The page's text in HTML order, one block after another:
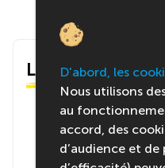
Le centre
D'abord, les
Nous utilisons
au
accord, des
d’audience et